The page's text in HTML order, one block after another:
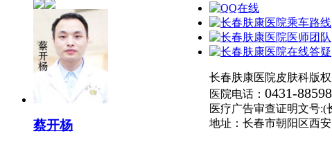
蔡开杨
长春肤康医院皮肤科版
医院电话： 0431-
医疗广告审查证明文号:(
地址：长春市朝阳区西